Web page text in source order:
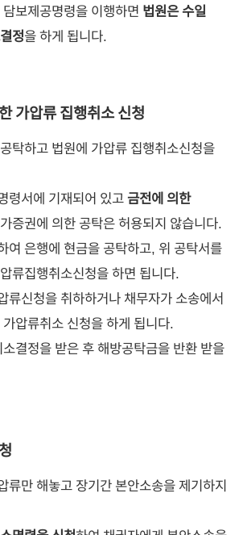
보제공명령을 이행하면 법원은 수일
정을 하게 됩니다.
가압류 집행취소 신청
탁하고 법원에 가압류 집행취소신청을
령서에 기재되어 있고금전에 의한
증권에 의한 공탁은 허용되지 않습니다.
여 은행에 현금을 공탁하고, 위 공탁서를
류집행취소신청을 하면 됩니다.
류신청을 취하하거나 채무자가 소송에서
압류취소 신청을 하게 됩니다.
결정을 받은 후 해방공탁금을 반환 받을
류만 해놓고 장기간 본안소송을 제기하지